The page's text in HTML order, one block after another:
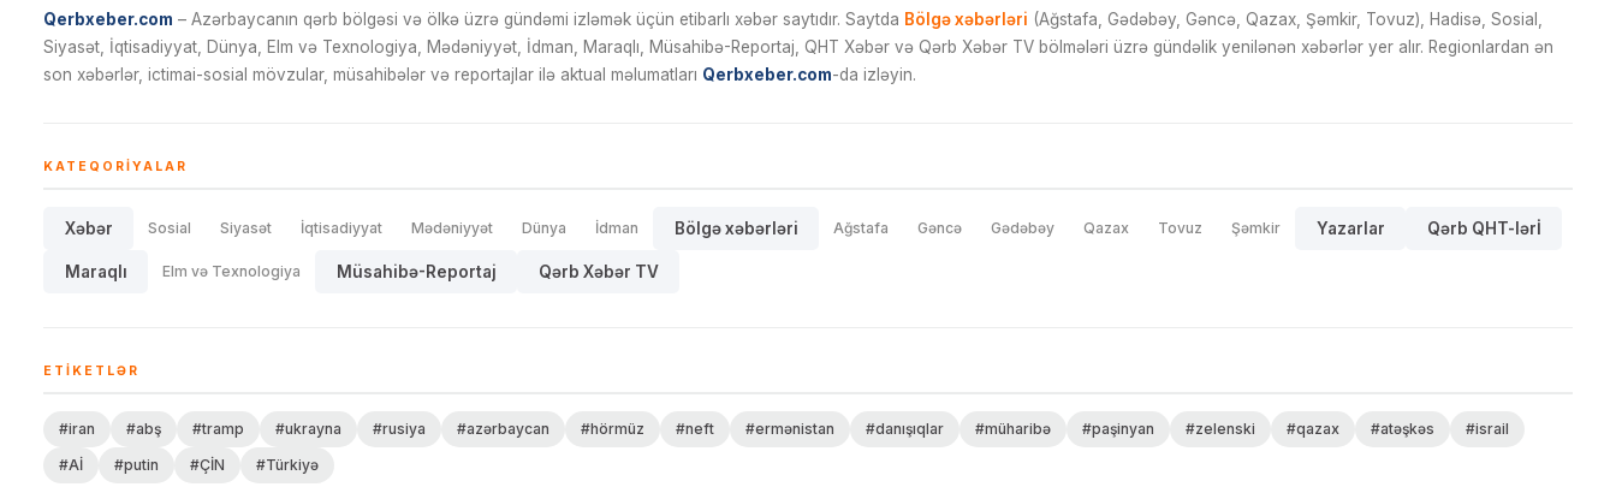
Qerbxeber.com – Azərbaycanın qərb bölgəsi və ölkə üzrə gündəmi izləmək üçün etibarlı xəbər saytıdır. Saytda Bölgə xəbərləri (Ağstafa, Gədəbəy, Gəncə, Qazax, Şəmkir, Tovuz), Hadisə, Sosial,
Siyasət, İqtisadiyyat, Dünya, Elm və Texnologiya, Mədəniyyət, İdman, Maraqlı, Müsahibə-Reportaj, QHT Xəbər və Qərb Xəbər TV bölmələri üzrə gündəlik yenilənən xəbərlər yer alır. Regionlardan ən
son xəbərlər, ictimai-sosial mövzular, müsahibələr və reportajlar ilə aktual məlumatları Qerbxeber.com-da izləyin.
KATEQORIYALAR
Xəbər Sosial Siyasət İqtisadiyyat Mədəniyyət Dünya İdman Bölgə xəbərləri Ağstafa Gəncə Gədəbəy Qazax Tovuz Şəmkir Yazarlar Qərb QHT-lərİ
Maraqlı Elm və Texnologiya Müsahibə-Reportaj Qərb Xəbər TV
ETIKETLƏR
#iran #abş #tramp #ukrayna #rusiya #azərbaycan #hörmüz #neft #ermənistan #danışıqlar #müharibə #paşinyan #zelenski #qazax #atəşkəs
#israil
#Aİ
#putin #ÇİN #Türkiyə